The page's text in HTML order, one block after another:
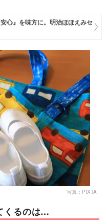
心』を味方に。明治ほほえみセ
写真：PIXTA
くるのは…